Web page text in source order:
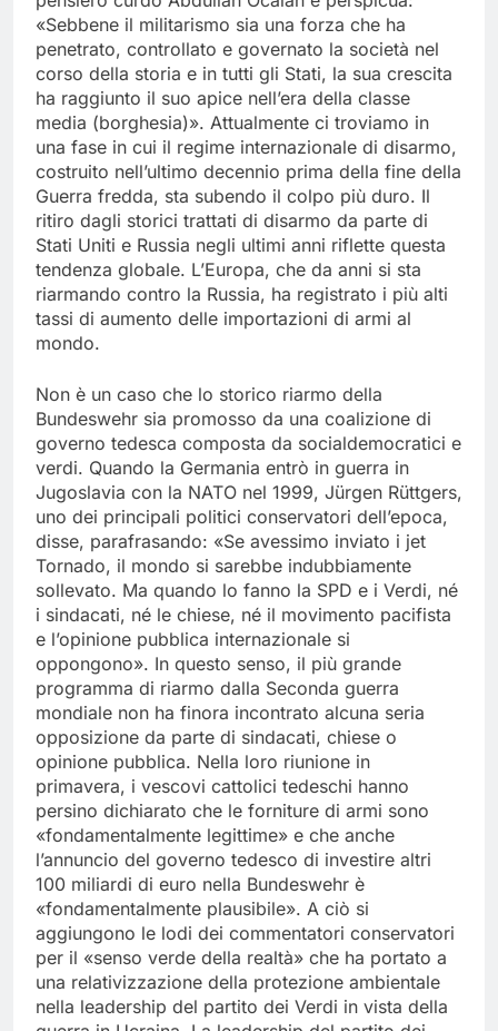
«Sebbene il militarismo sia una forza che ha
penetrato, controllato e governato la società nel
corso della storia e in tutti gli Stati, la sua crescita
ha raggiunto il suo apice nell’era della classe
media (borghesia)». Attualmente ci troviamo in
una fase in cui il regime internazionale di disarmo,
costruito nell’ultimo decennio prima della fine della
Guerra fredda, sta subendo il colpo più duro. Il
ritiro dagli storici trattati di disarmo da parte di
Stati Uniti e Russia negli ultimi anni riflette questa
tendenza globale. L’Europa, che da anni si sta
riarmando contro la Russia, ha registrato i più alti
tassi di aumento delle importazioni di armi al
mondo.
Non è un caso che lo storico riarmo della
Bundeswehr sia promosso da una coalizione di
governo tedesca composta da socialdemocratici e
verdi. Quando la Germania entrò in guerra in
Jugoslavia con la NATO nel 1999, Jürgen Rüttgers,
uno dei principali politici conservatori dell’epoca,
disse, parafrasando: «Se avessimo inviato i jet
Tornado, il mondo si sarebbe indubbiamente
sollevato. Ma quando lo fanno la SPD e i Verdi, né
i sindacati, né le chiese, né il movimento pacifista
e l’opinione pubblica internazionale si
oppongono». In questo senso, il più grande
programma di riarmo dalla Seconda guerra
mondiale non ha finora incontrato alcuna seria
opposizione da parte di sindacati, chiese o
opinione pubblica. Nella loro riunione in
primavera, i vescovi cattolici tedeschi hanno
persino dichiarato che le forniture di armi sono
«fondamentalmente legittime» e che anche
l’annuncio del governo tedesco di investire altri
100 miliardi di euro nella Bundeswehr è
«fondamentalmente plausibile». A ciò si
aggiungono le lodi dei commentatori conservatori
per il «senso verde della realtà» che ha portato a
una relativizzazione della protezione ambientale
nella leadership del partito dei Verdi in vista della